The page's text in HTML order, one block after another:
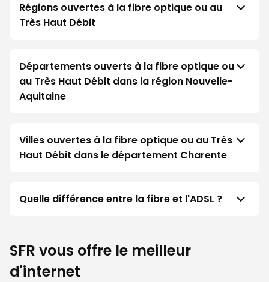
Régions ouvertes à la fibre optique ou au
Très Haut Débit
Départements ouverts à la fibre optique ou
au Très Haut Débit dans la région Nouvelle-
Aquitaine
Villes ouvertes à la fibre optique ou au Très
Haut Débit dans le département Charente
Quelle différence entre la fibre et l'ADSL ?
SFR vous offre le meilleur
d'internet